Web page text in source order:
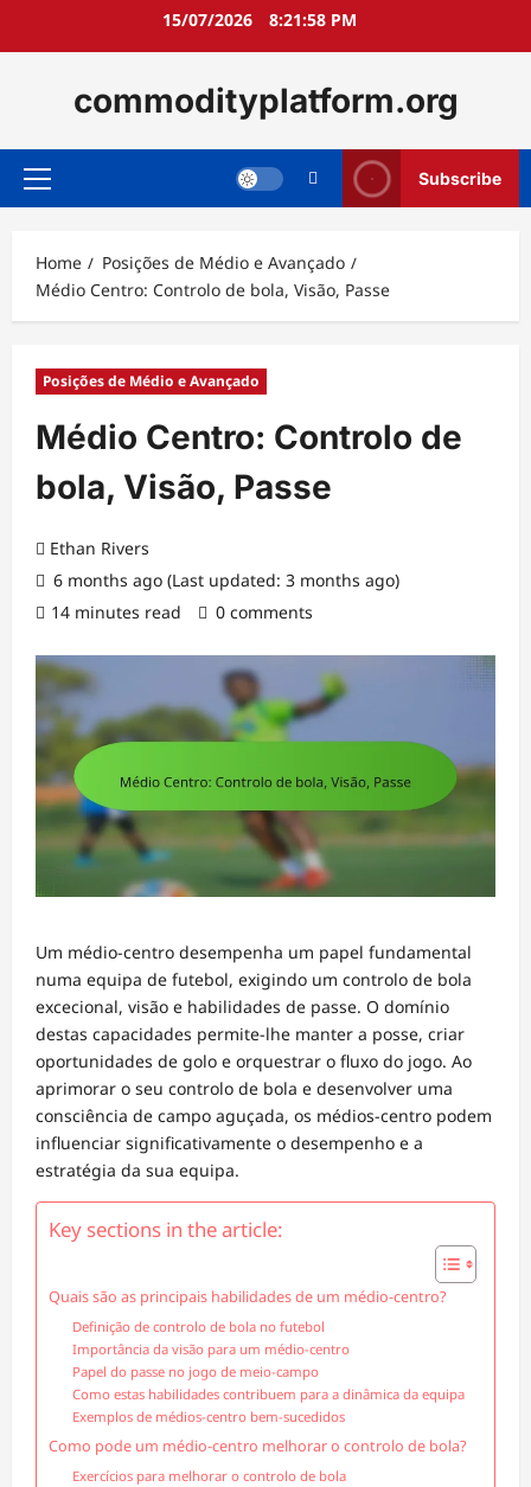
15/07/2026 8:21:59 PM
commodityplatform.org
Primary
Subscribe
Home
Posições de Médio e Avançado
Médio Centro: Controlo de bola, Visão, Passe
Posições de Médio e Avançado
Médio Centro: Controlo de
bola, Visão, Passe
Ethan Rivers
6 months ago (Last updated: 3 months ago)
14 minutes read
0 comments
Um médio-centro desempenha um papel fundamental
numa equipa de futebol, exigindo um controlo de bola
excecional, visão e habilidades de passe. O domínio
destas capacidades permite-lhe manter a posse, criar
oportunidades de golo e orquestrar o fluxo do jogo. Ao
aprimorar o seu controlo de bola e desenvolver uma
consciência de campo aguçada, os médios-centro podem
influenciar significativamente o desempenho e a
estratégia da sua equipa.
Key sections in the article:
Quais são as principais habilidades de um médio-centro?
Definição de controlo de bola no futebol
Importância da visão para um médio-centro
Papel do passe no jogo de meio-campo
Como estas habilidades contribuem para a dinâmica da equipa
Exemplos de médios-centro bem-sucedidos
Como pode um médio-centro melhorar o controlo de bola?
Exercícios para melhorar o controlo de bola